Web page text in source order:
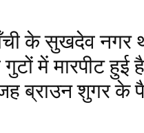
के सुखदेव नगर
में मारपीट हुई
ब्राउन शुगर के